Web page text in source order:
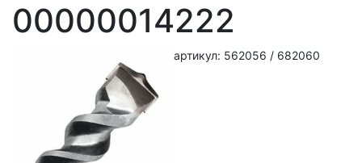
00000014222
артикул: 562056 / 682060